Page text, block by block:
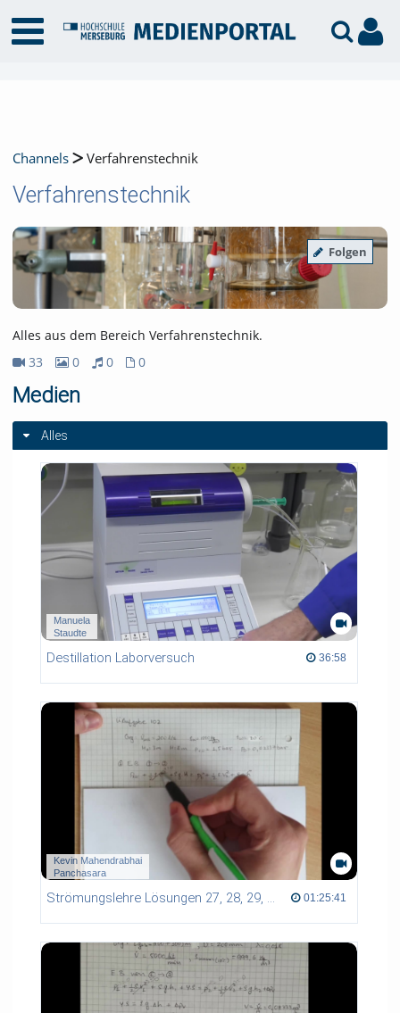
Channels Verfahrenstechnik
Verfahrenstechnik
Folgen
Alles aus dem Bereich Verfahrenstechnik.
33
0
0
0
Medien
Alles
Manuela
Staudte
Destillation Laborversuch 36:58
36:58 duration
Kevin Mahendrabhai
Panchasara
Strömungslehre Lösungen 27, 28, 29, 30, 32, 33, 34 01:25:41
01:25:41 duration